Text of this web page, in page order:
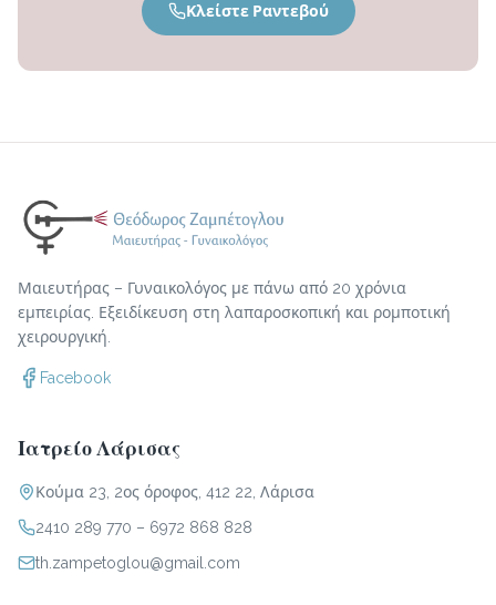
Κλείστε Ραντεβού
Μαιευτήρας – Γυναικολόγος με πάνω από 20 χρόνια
εμπειρίας. Εξειδίκευση στη λαπαροσκοπική και ρομποτική
χειρουργική.
Facebook
Ιατρείο Λάρισας
Κούμα 23, 2ος όροφος, 412 22, Λάρισα
2410 289 770 – 6972 868 828
th.zampetoglou@gmail.com